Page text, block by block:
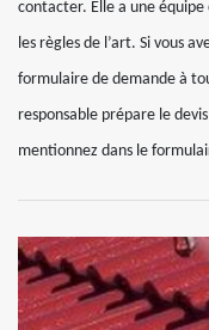
contacter. Elle a une
les règles de l’art. Si vous
formulaire de demande à
responsable prépare le
mentionnez dans le